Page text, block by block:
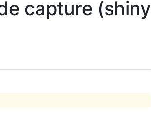
capture (shiny